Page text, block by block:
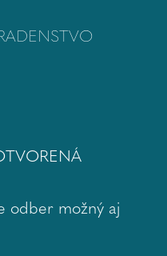
odber možný aj